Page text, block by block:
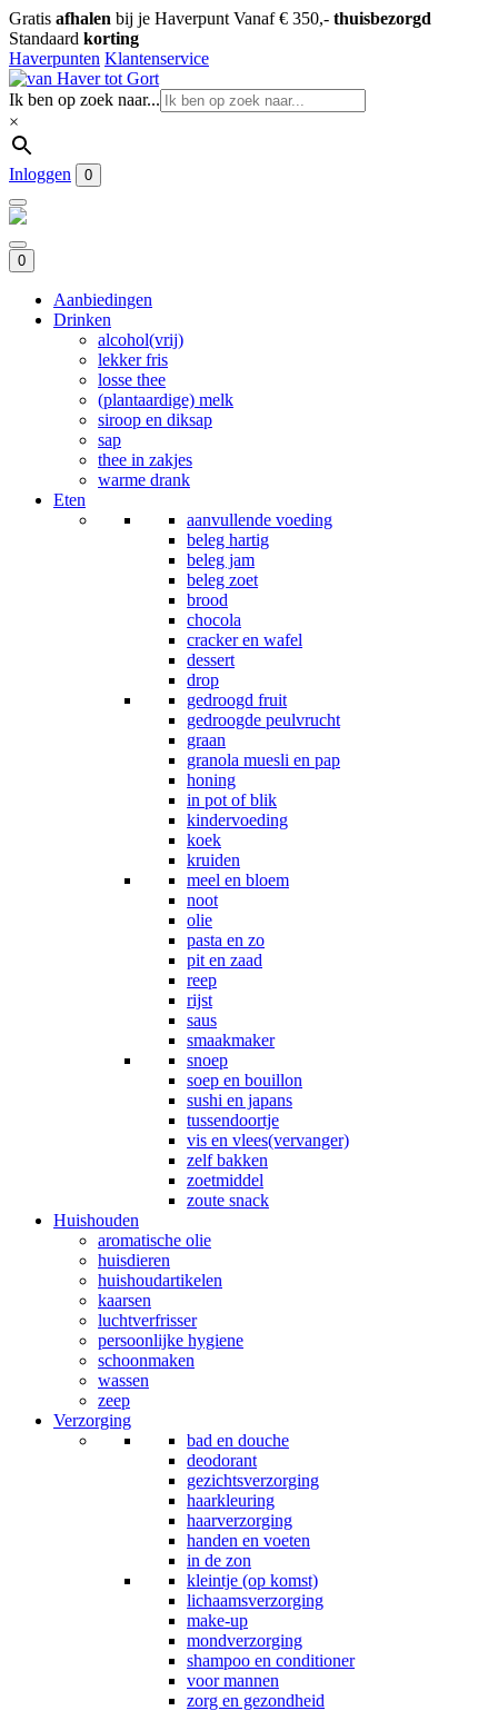
Gratis afhalen bij je Haverpunt Vanaf € 350,- thuisbezorgd
Standaard korting
Haverpunten Klantenservice
Ik ben op zoek naar...
×
Inloggen 0
0
Aanbiedingen
Drinken
alcohol(vrij)
lekker fris
losse thee
(plantaardige) melk
siroop en diksap
sap
thee in zakjes
warme drank
Eten
aanvullende voeding
beleg hartig
beleg jam
beleg zoet
brood
chocola
cracker en wafel
dessert
drop
gedroogd fruit
gedroogde peulvrucht
graan
granola muesli en pap
honing
in pot of blik
kindervoeding
koek
kruiden
meel en bloem
noot
olie
pasta en zo
pit en zaad
reep
rijst
saus
smaakmaker
snoep
soep en bouillon
sushi en japans
tussendoortje
vis en vlees(vervanger)
zelf bakken
zoetmiddel
zoute snack
Huishouden
aromatische olie
huisdieren
huishoudartikelen
kaarsen
luchtverfrisser
persoonlijke hygiene
schoonmaken
wassen
zeep
Verzorging
bad en douche
deodorant
gezichtsverzorging
haarkleuring
haarverzorging
handen en voeten
in de zon
kleintje (op komst)
lichaamsverzorging
make-up
mondverzorging
shampoo en conditioner
voor mannen
zorg en gezondheid